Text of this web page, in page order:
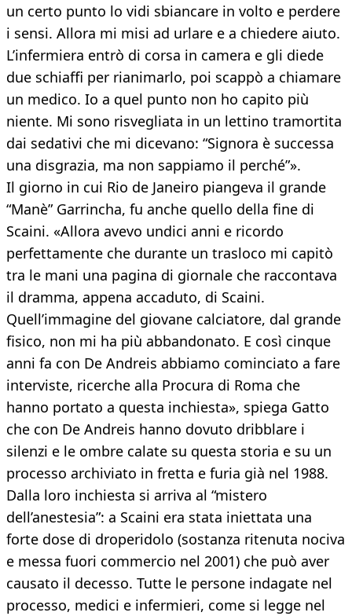
un certo punto lo vidi sbiancare in volto e perdere
i sensi. Allora mi misi ad urlare e a chiedere aiuto.
L’infermiera entrò di corsa in camera e gli diede
due schiaffi per rianimarlo, poi scappò a chiamare
un medico. Io a quel punto non ho capito più
niente. Mi sono risvegliata in un lettino tramortita
dai sedativi che mi dicevano: “Signora è successa
una disgrazia, ma non sappiamo il perché”».
Il giorno in cui Rio de Janeiro piangeva il grande
“Manè” Garrincha, fu anche quello della fine di
Scaini. «Allora avevo undici anni e ricordo
perfettamente che durante un trasloco mi capitò
tra le mani una pagina di giornale che raccontava
il dramma, appena accaduto, di Scaini.
Quell’immagine del giovane calciatore, dal grande
fisico, non mi ha più abbandonato. E così cinque
anni fa con De Andreis abbiamo cominciato a fare
interviste, ricerche alla Procura di Roma che
hanno portato a questa inchiesta», spiega Gatto
che con De Andreis hanno dovuto dribblare i
silenzi e le ombre calate su questa storia e su un
processo archiviato in fretta e furia già nel 1988.
Dalla loro inchiesta si arriva al “mistero
dell’anestesia”: a Scaini era stata iniettata una
forte dose di droperidolo (sostanza ritenuta nociva
e messa fuori commercio nel 2001) che può aver
causato il decesso. Tutte le persone indagate nel
processo, medici e infermieri, come si legge nel